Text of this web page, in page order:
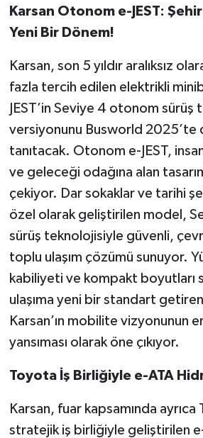
Karsan Otonom e-JEST: Şehir
Yeni Bir Dönem!
Karsan, son 5 yıldır aralıksız
fazla tercih edilen elektrikli
JEST’in Seviye 4 otonom
versiyonunu Busworld 2025’te
tanıtacak. Otonom e-JEST,
ve geleceği odağına alan
çekiyor. Dar sokaklar ve tarihi
özel olarak geliştirilen model,
sürüş teknolojisiyle güvenli,
toplu ulaşım çözümü sunuyor.
kabiliyeti ve kompakt boyutları
ulaşıma yeni bir standart
Karsan’ın mobilite vizyonunun
yansıması olarak öne çıkıyor.
Toyota İş Birliğiyle e-ATA
Karsan, fuar kapsamında
stratejik iş birliğiyle geliştirilen